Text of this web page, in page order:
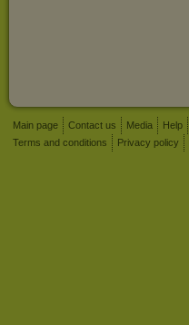
Main page Contact us Media Help
Terms and conditions
Privacy policy